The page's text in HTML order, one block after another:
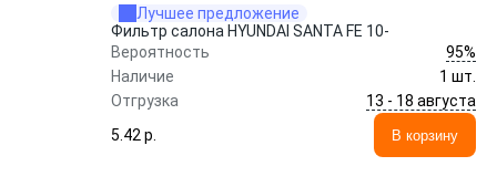
Лучшее предложение
Фильтр салона HYUNDAI SANTA FE 10-
Вероятность
95%
Наличие
1 шт.
Отгрузка
13 - 18 августа
5.42 p.
В корзину